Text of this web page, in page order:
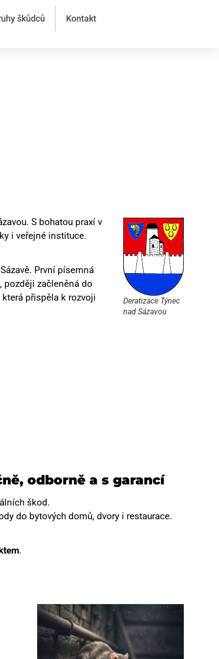
škůdců Kontakt
Deratizace Týnec
nad Sázavou
S bohatou praxí v
i veřejné instituce.
První písemná
později začleněná do
přispěla k rozvoji
odborně a s garancí
škod.
do bytových domů, dvory i restaurace.
.